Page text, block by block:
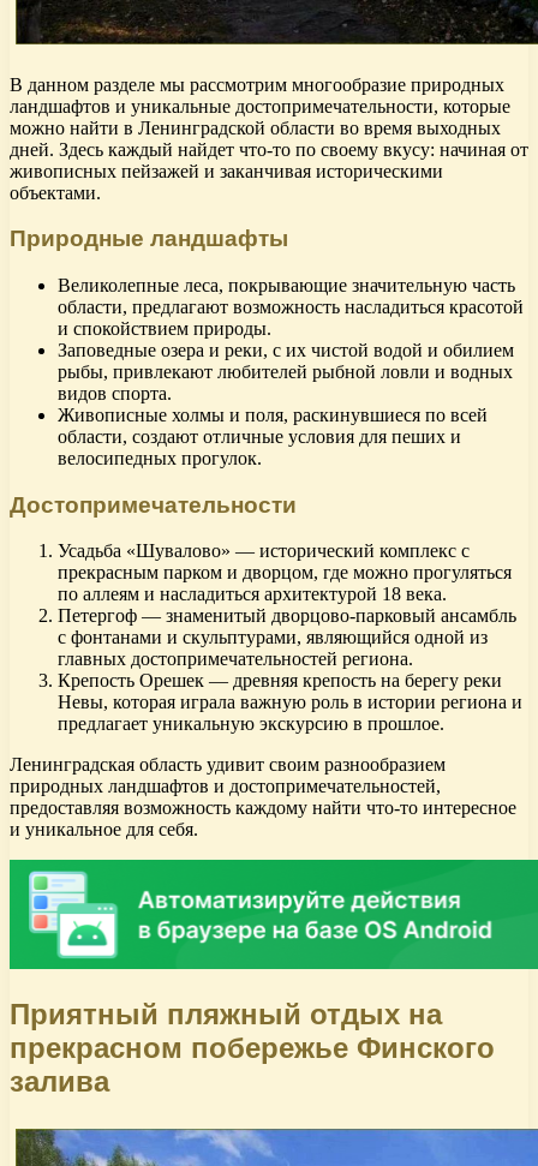
В данном разделе мы рассмотрим многообразие природных
ландшафтов и уникальные достопримечательности, которые
можно найти в Ленинградской области во время выходных
дней. Здесь каждый найдет что-то по своему вкусу: начиная от
живописных пейзажей и заканчивая историческими
объектами.
Природные ландшафты
Великолепные леса, покрывающие значительную часть
области, предлагают возможность насладиться красотой
и спокойствием природы.
Заповедные озера и реки, с их чистой водой и обилием
рыбы, привлекают любителей рыбной ловли и водных
видов спорта.
Живописные холмы и поля, раскинувшиеся по всей
области, создают отличные условия для пеших и
велосипедных прогулок.
Достопримечательности
Усадьба «Шувалово» — исторический комплекс с
прекрасным парком и дворцом, где можно прогуляться
по аллеям и насладиться архитектурой 18 века.
Петергоф — знаменитый дворцово-парковый ансамбль
с фонтанами и скульптурами, являющийся одной из
главных достопримечательностей региона.
Крепость Орешек — древняя крепость на берегу реки
Невы, которая играла важную роль в истории региона и
предлагает уникальную экскурсию в прошлое.
Ленинградская область удивит своим разнообразием
природных ландшафтов и достопримечательностей,
предоставляя возможность каждому найти что-то интересное
и уникальное для себя.
Приятный пляжный отдых на
прекрасном побережье Финского
залива